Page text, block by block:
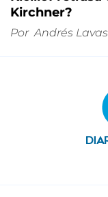
Kirchner?
Por Andrés